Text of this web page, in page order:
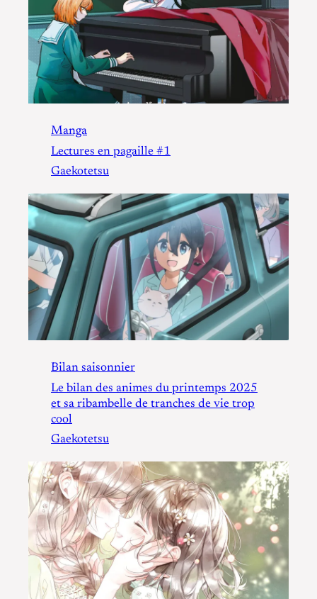
Manga
Lectures en pagaille #1
Gaekotetsu
Bilan saisonnier
Le bilan des animes du printemps 2025
et sa ribambelle de tranches de vie trop
cool
Gaekotetsu